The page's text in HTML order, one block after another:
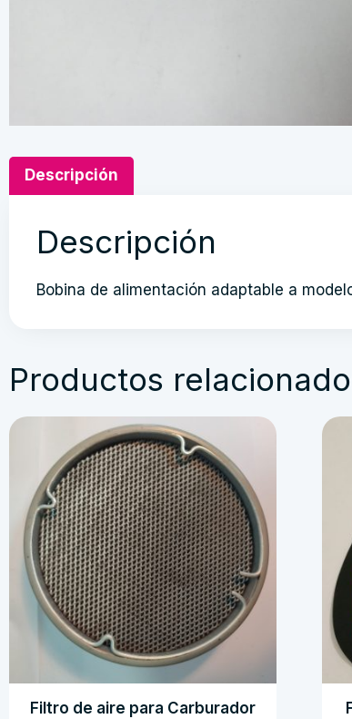
Descripción
Descripción
Bobina de alimentación adaptable a
Productos
Filtro de aire para Carburador